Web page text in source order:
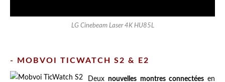
LG Cinebeam Laser 4K HU85L
- MOBVOI TICWATCH S2 & E2
Deuxnouvelles montres connectéesen